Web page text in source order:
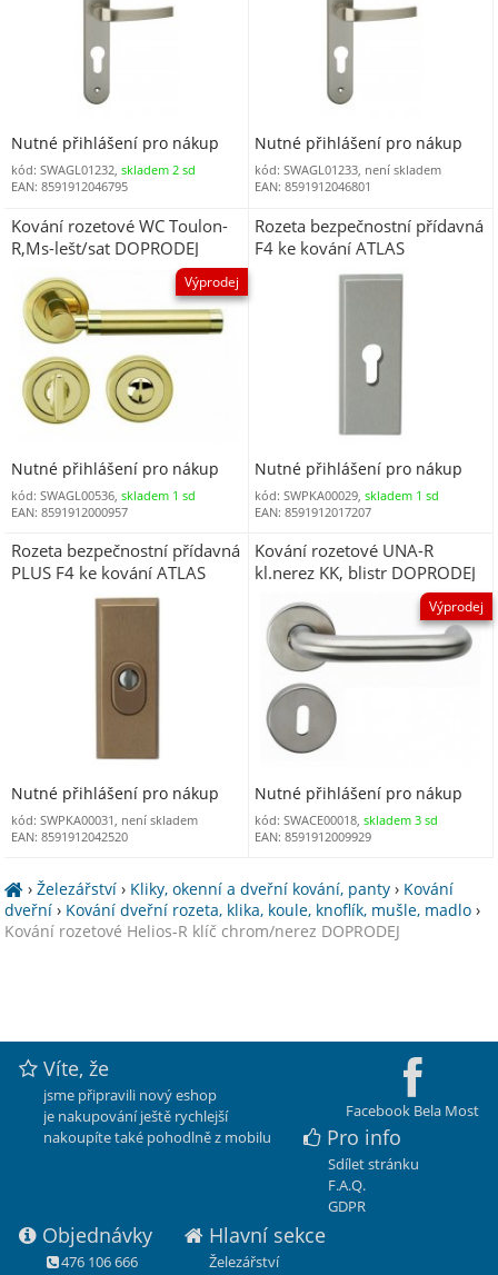
Nutné přihlášení pro nákup
kód: SWAGL01232, skladem 2 sd
EAN: 8591912046795
Nutné přihlášení pro nákup
kód: SWAGL01233, není skladem
EAN: 8591912046801
Kování rozetové WC Toulon-
R,Ms-lešt/sat DOPRODEJ
Výprodej
Nutné přihlášení pro nákup
kód: SWAGL00536, skladem 1 sd
EAN: 8591912000957
Rozeta bezpečnostní přídavná
F4 ke kování ATLAS
Nutné přihlášení pro nákup
kód: SWPKA00029,skladem 1 sd
EAN: 8591912017207
Rozeta bezpečnostní přídavná
PLUS F4 ke kování ATLAS
Nutné přihlášení pro nákup
kód: SWPKA00031, není skladem
EAN: 8591912042520
Kování rozetové UNA-R
kl.nerez KK, blistr DOPRODEJ
Výprodej
Nutné přihlášení pro nákup
kód: SWACE00018,skladem 3 sd
EAN: 8591912009929
›Železářství › Kliky, okenní a dveřní kování, panty › Kování
dveřní › Kování dveřní rozeta, klika, koule, knoflík, mušle, madlo ›
Kování rozetové Helios-R klíč chrom/nerez DOPRODEJ
Facebook Bela Most
Víte, že
jsme připravili nový eshop
je nakupování ještě rychlejší
nakoupíte také pohodlně z mobilu
Pro info
Sdílet stránku
F.A.Q.
GDPR
Objednávky
476 106 666
Hlavní sekce
Železářství